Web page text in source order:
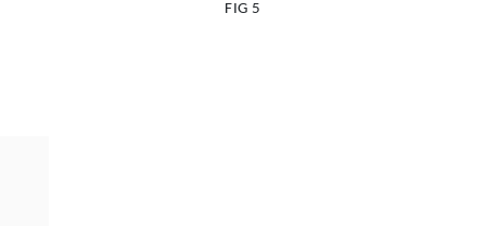
FIG 5